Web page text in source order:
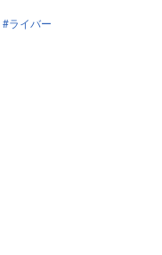
ライバー